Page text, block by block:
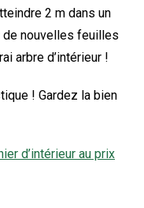
2 m dans un
nouvelles feuilles
arbre d’intérieur !
! Gardez la bien
d’intérieur au prix